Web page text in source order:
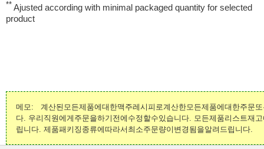
** Ajusted according with minimal packaged quantity for selected
product
메모: 계산된모든제품에대한맥주레시피로계산한모든제품에대한주문
다. 우리직원에게주문을하기전에수정할수있습니다. 모든제품리스트재
립니다. 제품패키징종류에따라서최소주문량이변경됨을알려드립니다.